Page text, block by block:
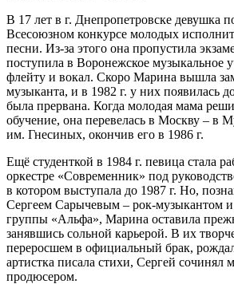
В 17 лет в г. Днепропетровске девушка
Всесоюзном конкурсе молодых
песни. Из-за этого она пропустила
поступила в Воронежское музыкальное
флейту и вокал. Скоро Марина вышла
музыканта, и в 1982 г. у них появилась
была прервана. Когда молодая мама
обучение, она перевелась в Москву – в
им. Гнесиных, окончив его в 1986 г.
Ещё студенткой в 1984 г. певица стала
оркестре «Современник» под
в котором выступала до 1987 г. Но,
Сергеем Сарычевым – рок-музыкантом и
группы «Альфа», Марина оставила
занявшись сольной карьерой. В их
переросшем в официальный брак,
артистка писала стихи, Сергей сочинял
продюсером.